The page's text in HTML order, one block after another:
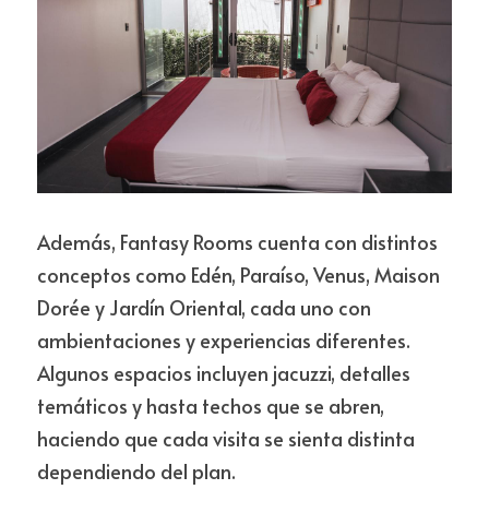
Además, Fantasy Rooms cuenta con distintos
conceptos como Edén, Paraíso, Venus, Maison
Dorée y Jardín Oriental, cada uno con
ambientaciones y experiencias diferentes.
Algunos espacios incluyen jacuzzi, detalles
temáticos y hasta techos que se abren,
haciendo que cada visita se sienta distinta
dependiendo del plan.